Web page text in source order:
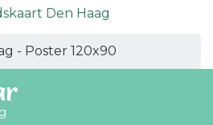
Den Haag
- Poster 120x90